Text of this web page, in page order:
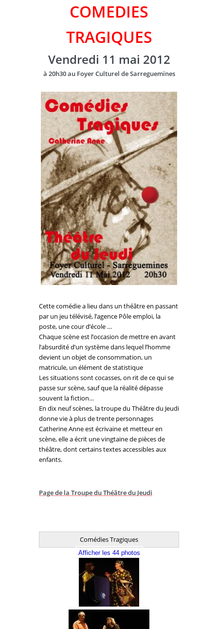
COMEDIES
TRAGIQUES
Vendredi 11 mai 2012
à 20h30 au Foyer Culturel de Sarreguemines
Cette comédie a lieu dans un théâtre en passant
par un jeu télévisé, l’agence Pôle emploi, la
poste, une cour d’école …
Chaque scène est l’occasion de mettre en avant
l’absurdité d’un système dans lequel l’homme
devient un objet de consommation, un
matricule, un élément de statistique
Les situations sont cocasses, on rit de ce qui se
passe sur scène, sauf que la réalité dépasse
souvent la fiction…
En dix neuf scènes, la troupe du Théâtre du Jeudi
donne vie à plus de trente personnages
Catherine Anne est écrivaine et metteur en
scène, elle a écrit une vingtaine de pièces de
théâtre, dont certains textes accessibles aux
enfants.
Page de la Troupe du Théâtre du Jeudi
Comédies Tragiques
Afficher les 44 photos